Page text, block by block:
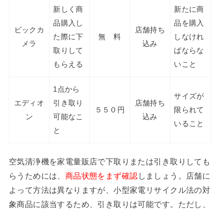
ビックカ
メラ
新しく商
品購入し
た際に下
取りして
もらえる
無 料
店舗持ち
込み
新たに商
品を購入
しなけれ
ばならな
いこと
エディオ
ン
1点から
引き取り
可能なこ
と
５５０円
店舗持ち
込み
サイズが
限られて
いること
空気清浄機を家電量販店で下取りまたは引き取りしても
らうためには、 商品状態をまず確認 しましょう。店舗に
よって方法は異なりますが、小型家電リサイクル法の対
象商品に該当するため、引き取りは可能です。ただし、